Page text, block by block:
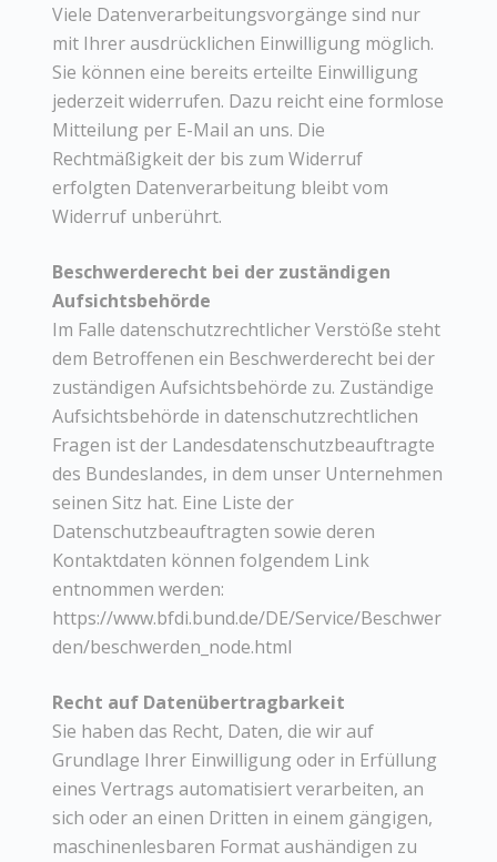
Viele Datenverarbeitungsvorgänge sind nur
mit Ihrer ausdrücklichen Einwilligung möglich.
Sie können eine bereits erteilte Einwilligung
jederzeit widerrufen. Dazu reicht eine formlose
Mitteilung per E-Mail an uns. Die
Rechtmäßigkeit der bis zum Widerruf
erfolgten Datenverarbeitung bleibt vom
Widerruf unberührt.
Beschwerderecht bei der zuständigen
Aufsichtsbehörde
Im Falle datenschutzrechtlicher Verstöße steht
dem Betroffenen ein Beschwerderecht bei der
zuständigen Aufsichtsbehörde zu. Zuständige
Aufsichtsbehörde in datenschutzrechtlichen
Fragen ist der Landesdatenschutzbeauftragte
des Bundeslandes, in dem unser Unternehmen
seinen Sitz hat. Eine Liste der
Datenschutzbeauftragten sowie deren
Kontaktdaten können folgendem Link
entnommen werden:
https://www.bfdi.bund.de/DE/Service/Beschwer
den/beschwerden_node.html
Recht auf Datenübertragbarkeit
Sie haben das Recht, Daten, die wir auf
Grundlage Ihrer Einwilligung oder in Erfüllung
eines Vertrags automatisiert verarbeiten, an
sich oder an einen Dritten in einem gängigen,
maschinenlesbaren Format aushändigen zu